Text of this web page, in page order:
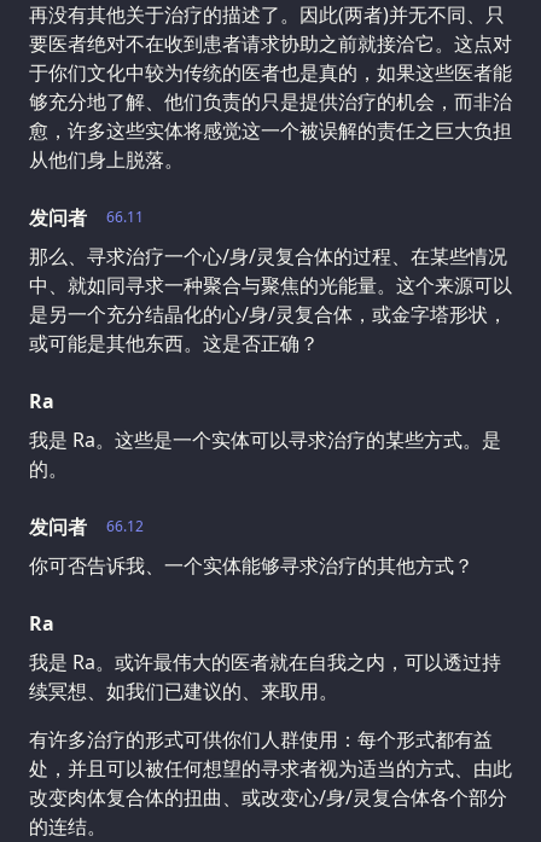
再没有其他关于治疗的描述了。因此(两者)并无不同、只
要医者绝对不在收到患者请求协助之前就接洽它。这点对
于你们文化中较为传统的医者也是真的，如果这些医者能
够充分地了解、他们负责的只是提供治疗的机会，而非治
愈，许多这些实体将感觉这一个被误解的责任之巨大负担
从他们身上脱落。
66.11
发问者
那么、寻求治疗一个心/身/灵复合体的过程、在某些情况
中、就如同寻求一种聚合与聚焦的光能量。这个来源可以
是另一个充分结晶化的心/身/灵复合体，或金字塔形状，
或可能是其他东西。这是否正确？
Ra
我是 Ra。这些是一个实体可以寻求治疗的某些方式。是
的。
66.12
发问者
你可否告诉我、一个实体能够寻求治疗的其他方式？
Ra
我是 Ra。或许最伟大的医者就在自我之内，可以透过持
续冥想、如我们已建议的、来取用。
有许多治疗的形式可供你们人群使用：每个形式都有益
处，并且可以被任何想望的寻求者视为适当的方式、由此
改变肉体复合体的扭曲、或改变心/身/灵复合体各个部分
的连结。